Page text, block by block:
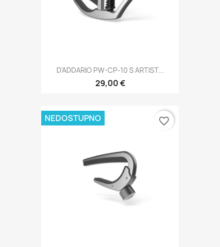
D'ADDARIO PW-CP-10 S ARTIST...
29,00 €
NEDOSTUPNO favorite_border